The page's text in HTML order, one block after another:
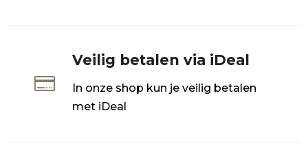

Veilig betalen via iDeal
In onze shop kun je veilig betalen
met iDeal